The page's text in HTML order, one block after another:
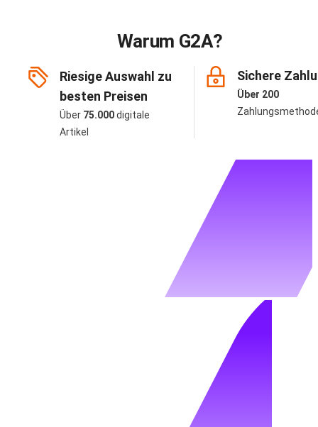
Warum G2A?
Riesige Auswahl zu
besten Preisen
Über 75.000digitale
Artikel
Sichere
Über 200